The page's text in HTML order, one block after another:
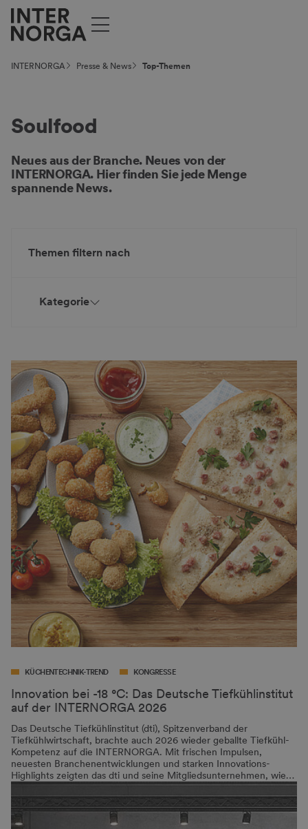
INTERNORGA Presse & News Top-Themen
Soulfood
Neues aus der Branche. Neues von der
INTERNORGA. Hier finden Sie jede Menge
spannende News.
Themen filtern nach
Kategorie
KÜCHENTECHNIK-TREND KONGRESSE
Innovation bei -18 °C: Das Deutsche Tiefkühlinstitut
auf der INTERNORGA 2026
Das Deutsche Tiefkühlinstitut (dti), Spitzenverband der
Tiefkühlwirtschaft, brachte auch 2026 wieder geballte Tiefkühl-
Kompetenz auf die INTERNORGA. Mit frischen Impulsen,
neuesten Branchenentwicklungen und starken Innovations-
Highlights zeigten das dti und seine Mitgliedsunternehmen, wie…